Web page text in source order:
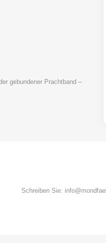
gebundener Prachtband –
Schreiben Sie: